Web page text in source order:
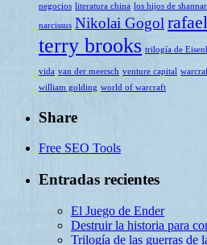
negocios literatura china los hijos de
narcissus Nikolai Gogol
terry brooks trilogía de
vida van der meersch venture capital
william golding world of warcraft
Share
Free SEO Tools
Entradas recientes
El Juego de Ender
Destruir la historia para
Trilogía de las guerras de